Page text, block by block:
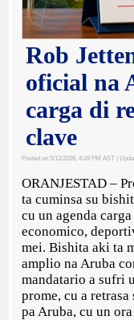
Rob
oficial na
carga di
clave
Posted on 5/12/2026, 4:28 PM AST |
ORANJESTAD –
ta cuminsa su
cu un agenda
economico,
mei. Bishita aki ta
amplio na Aruba
mandatario a sufri
prome, cu a
pa Aruba, cu un